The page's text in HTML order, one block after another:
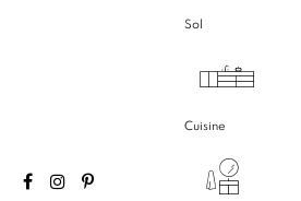
Sol
Cuisine